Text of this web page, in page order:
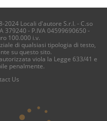
2024 Locali d'autore S.r.l. - C.so
379240 - P.IVA 04599690650 -
100.000 i.v.
di qualsiasi tipologia di testo,
su questo sito.
viola la Legge 633/41 e
penalmente.
Us